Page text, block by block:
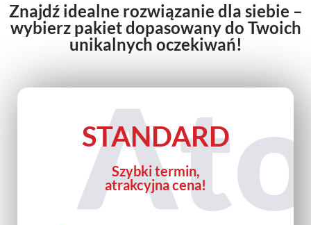
Znajdź idealne rozwiązanie dla siebie –
wybierz pakiet dopasowany do Twoich
unikalnych oczekiwań!
STANDARD
Szybki termin,
atrakcyjna cena!